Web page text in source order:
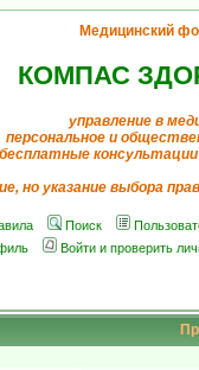
Медицинский
КОМПАС
управление в
персональное и
бесплатные
но указание выбора
Поиск
Войти и проверить